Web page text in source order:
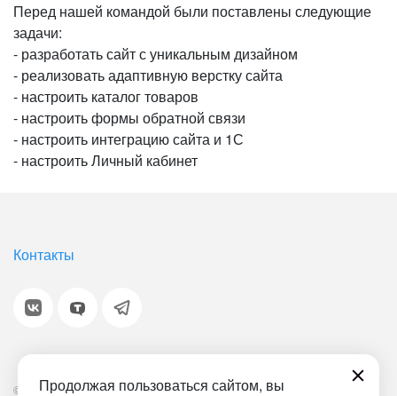
Продолжая пользоваться сайтом, вы
Перед нашей командой были поставлены следующие
задачи:
- разработать сайт с уникальным дизайном
- реализовать адаптивную верстку сайта
- настроить каталог товаров
- настроить формы обратной связи
- настроить интеграцию сайта и 1С
- настроить Личный кабинет
Контакты
© 2001-2026 «Битрикс», «1С-Битрикс». Работает на